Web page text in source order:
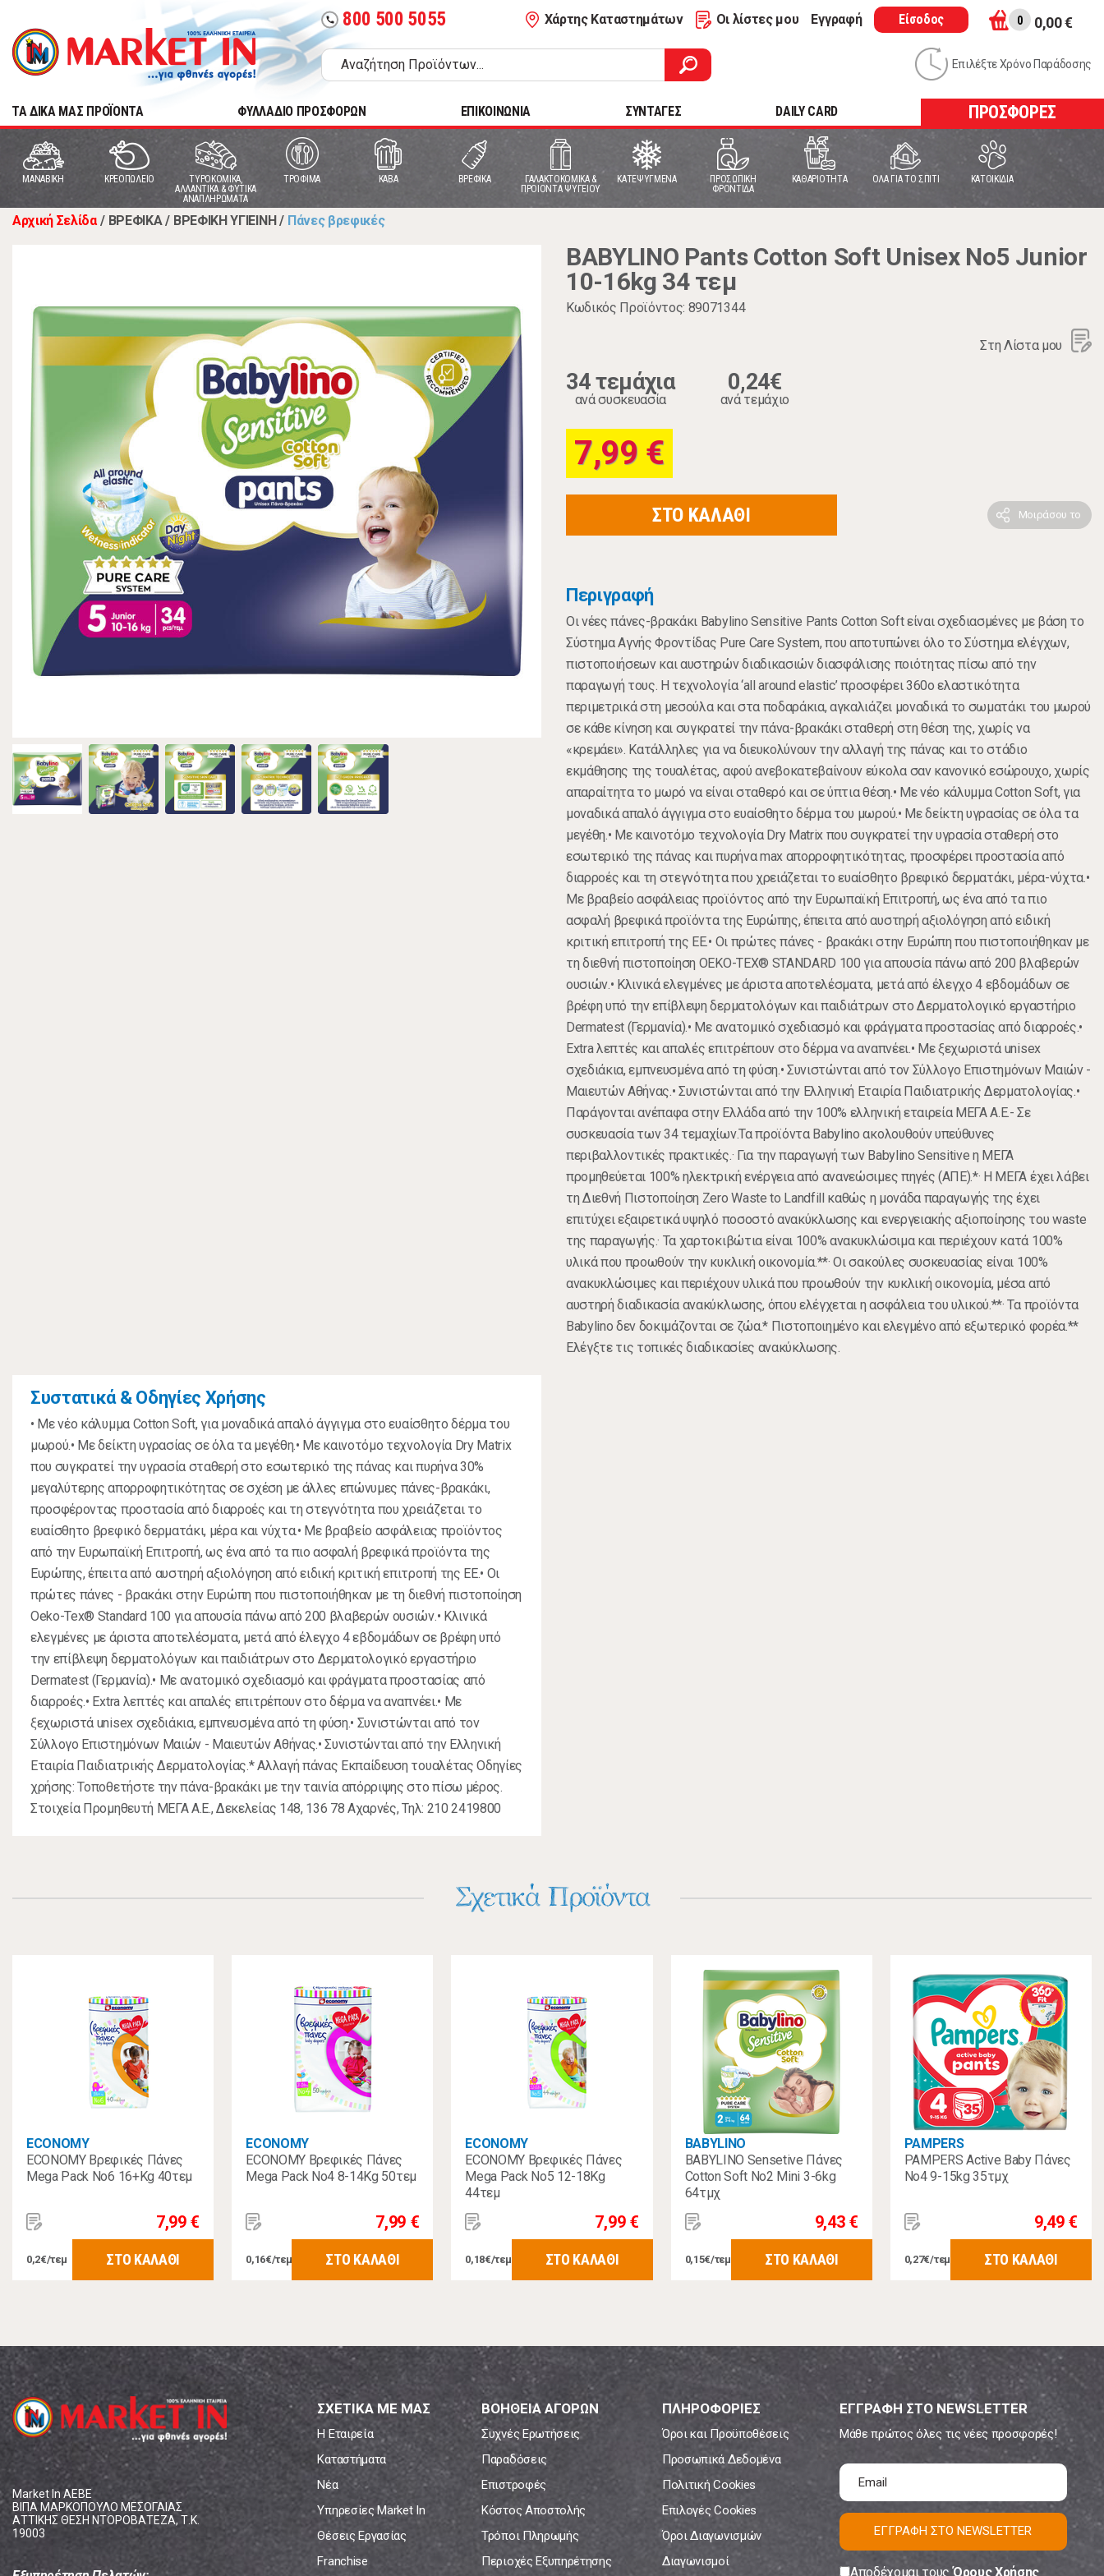
call 800 500 5055 Χάρτης Καταστημάτων Οι λίστες μου Εγγραφή Είσοδος 0 0,00 €
Επιλέξτε Χρόνο Παράδοσης
TA ΔΙΚΑ ΜΑΣ ΠΡΟΪΟΝΤΑ ΦΥΛΛΑΔΙΟ ΠΡΟΣΦΟΡΩΝ ΕΠΙΚΟΙΝΩΝΙΑ ΣΥΝΤΑΓΕΣ DAILY CARD ΠΡΟΣΦΟΡΕΣ
MANABIKH ΚΡΕΟΠΩΛΕΙΟ
ΤΥΡΟΚΟΜΙΚΑ,
ΑΛΛΑΝΤΙΚΑ & ΦΥΤΙΚΑ
ΑΝΑΠΛΗΡΩΜΑΤΑ
ΤΡΟΦΙΜΑ ΚΑΒΑ ΒΡΕΦΙΚΑ
ΓΑΛΑΚΤΟΚΟΜΙΚΑ &
ΠΡΟΙΟΝΤΑ ΨΥΓΕΙΟΥ
ΚΑΤΕΨΥΓΜΕΝΑ
ΠΡΟΣΩΠΙΚΗ
ΦΡΟΝΤΙΔΑ
ΚΑΘΑΡΙΟΤΗΤΑ ΟΛΑ ΓΙΑ ΤΟ ΣΠΙΤΙ ΚΑΤΟΙΚΙΔΙΑ
Αρχική Σελίδα / ΒΡΕΦΙΚΑ / ΒΡΕΦΙΚΗ ΥΓΙΕΙΝΗ / Πάνες βρεφικές
BABYLINO Pants Cotton Soft Unisex No5 Junior
10-16kg 34 τεμ
Κωδικός Προϊόντος: 89071344
Στη Λίστα μου
34 τεμάχια
ανά συσκευασία
0,24€
ανά τεμάχιο
7,99 €
ΣΤΟ ΚΑΛΑΘΙ Μοιράσου το
Περιγραφή
Οι νέες πάνες-βρακάκι Babylino Sensitive Pants Cotton Soft είναι σχεδιασμένες με βάση το
Σύστημα Αγνής Φροντίδας Pure Care System, που αποτυπώνει όλο το Σύστημα ελέγχων,
πιστοποιήσεων και αυστηρών διαδικασιών διασφάλισης ποιότητας πίσω από την
παραγωγή τους. Η τεχνολογία ‘all around elastic’ προσφέρει 360ο ελαστικότητα
περιμετρικά στη μεσούλα και στα ποδαράκια, αγκαλιάζει μοναδικά το σωματάκι του μωρού
σε κάθε κίνηση και συγκρατεί την πάνα-βρακάκι σταθερή στη θέση της, χωρίς να
«κρεμάει». Κατάλληλες για να διευκολύνουν την αλλαγή της πάνας και το στάδιο
εκμάθησης της τουαλέτας, αφού ανεβοκατεβαίνουν εύκολα σαν κανονικό εσώρουχο, χωρίς
απαραίτητα το μωρό να είναι σταθερό και σε ύπτια θέση.• Με νέο κάλυμμα Cotton Soft, για
μοναδικά απαλό άγγιγμα στο ευαίσθητο δέρμα του μωρού.• Με δείκτη υγρασίας σε όλα τα
μεγέθη.• Mε καινοτόμο τεχνολογία Dry Matrix που συγκρατεί την υγρασία σταθερή στο
εσωτερικό της πάνας και πυρήνα max απορροφητικότητας, προσφέρει προστασία από
διαρροές και τη στεγνότητα που χρειάζεται το ευαίσθητο βρεφικό δερματάκι, μέρα-νύχτα.•
Με βραβείο ασφάλειας προϊόντος από την Ευρωπαϊκή Επιτροπή, ως ένα από τα πιο
ασφαλή βρεφικά προϊόντα της Ευρώπης, έπειτα από αυστηρή αξιολόγηση από ειδική
κριτική επιτροπή της ΕΕ.• Οι πρώτες πάνες - βρακάκι στην Ευρώπη που πιστοποιήθηκαν με
τη διεθνή πιστοποίηση OEKO-TEX® STANDARD 100 για απουσία πάνω από 200 βλαβερών
ουσιών.• Κλινικά ελεγμένες με άριστα αποτελέσματα, μετά από έλεγχο 4 εβδομάδων σε
βρέφη υπό την επίβλεψη δερματολόγων και παιδιάτρων στο Δερματολογικό εργαστήριο
Dermatest (Γερμανία).• Με ανατομικό σχεδιασμό και φράγματα προστασίας από διαρροές.•
Extra λεπτές και απαλές επιτρέπουν στο δέρμα να αναπνέει.• Με ξεχωριστά unisex
σχεδιάκια, εμπνευσμένα από τη φύση.• Συνιστώνται από τον Σύλλογο Επιστημόνων Μαιών -
Μαιευτών Αθήνας.• Συνιστώνται από την Ελληνική Εταιρία Παιδιατρικής Δερματολογίας.•
Παράγονται ανέπαφα στην Ελλάδα από την 100% ελληνική εταιρεία ΜΕΓΑ Α.Ε.- Σε
συσκευασία των 34 τεμαχίων.Τα προϊόντα Babylino ακολουθούν υπεύθυνες
περιβαλλοντικές πρακτικές.· Για την παραγωγή των Babylino Sensitive η ΜΕΓΑ
προμηθεύεται 100% ηλεκτρική ενέργεια από ανανεώσιμες πηγές (ΑΠΕ).*· Η ΜΕΓΑ έχει λάβει
τη Διεθνή Πιστοποίηση Zero Waste to Landfill καθώς η μονάδα παραγωγής της έχει
επιτύχει εξαιρετικά υψηλό ποσοστό ανακύκλωσης και ενεργειακής αξιοποίησης του waste
της παραγωγής.· Τα χαρτοκιβώτια είναι 100% ανακυκλώσιμα και περιέχουν κατά 100%
υλικά που προωθούν την κυκλική οικονομία.**· Οι σακούλες συσκευασίας είναι 100%
ανακυκλώσιμες και περιέχουν υλικά που προωθούν την κυκλική οικονομία, μέσα από
αυστηρή διαδικασία ανακύκλωσης, όπου ελέγχεται η ασφάλεια του υλικού.**· Τα προϊόντα
Babylino δεν δοκιμάζονται σε ζώα.* Πιστοποιημένο και ελεγμένο από εξωτερικό φορέα.**
Ελέγξτε τις τοπικές διαδικασίες ανακύκλωσης.
Συστατικά & Οδηγίες Χρήσης
• Με νέο κάλυμμα Cotton Soft, για μοναδικά απαλό άγγιγμα στο ευαίσθητο δέρμα του
μωρού.• Με δείκτη υγρασίας σε όλα τα μεγέθη.• Mε καινοτόμο τεχνολογία Dry Matrix
που συγκρατεί την υγρασία σταθερή στο εσωτερικό της πάνας και πυρήνα 30%
μεγαλύτερης απορροφητικότητας σε σχέση με άλλες επώνυμες πάνες-βρακάκι,
προσφέροντας προστασία από διαρροές και τη στεγνότητα που χρειάζεται το
ευαίσθητο βρεφικό δερματάκι, μέρα και νύχτα.• Με βραβείο ασφάλειας προϊόντος
από την Ευρωπαϊκή Επιτροπή, ως ένα από τα πιο ασφαλή βρεφικά προϊόντα της
Ευρώπης, έπειτα από αυστηρή αξιολόγηση από ειδική κριτική επιτροπή της ΕΕ.• Οι
πρώτες πάνες - βρακάκι στην Ευρώπη που πιστοποιήθηκαν με τη διεθνή πιστοποίηση
Oeko-Tex® Standard 100 για απουσία πάνω από 200 βλαβερών ουσιών.• Κλινικά
ελεγμένες με άριστα αποτελέσματα, μετά από έλεγχο 4 εβδομάδων σε βρέφη υπό
την επίβλεψη δερματολόγων και παιδιάτρων στο Δερματολογικό εργαστήριο
Dermatest (Γερμανία).• Με ανατομικό σχεδιασμό και φράγματα προστασίας από
διαρροές.• Extra λεπτές και απαλές επιτρέπουν στο δέρμα να αναπνέει.• Με
ξεχωριστά unisex σχεδιάκια, εμπνευσμένα από τη φύση.• Συνιστώνται από τον
Σύλλογο Επιστημόνων Μαιών - Μαιευτών Αθήνας.• Συνιστώνται από την Ελληνική
Εταιρία Παιδιατρικής Δερματολογίας.* Αλλαγή πάνας Εκπαίδευση τουαλέτας Οδηγίες
χρήσης: Τοποθετήστε την πάνα-βρακάκι με την ταινία απόρριψης στο πίσω μέρος.
Στοιχεία Προμηθευτή ΜΕΓΑ Α.Ε., Δεκελείας 148, 136 78 Αχαρνές, Τηλ: 210 2419800
Σχετικά Προϊόντα
ECONOMY
ECONOMY Βρεφικές Πάνες
Mega Pack No6 16+Kg 40τεμ
7,99 €
0,2€/τεμ ΣΤΟ ΚΑΛΑΘΙ
ECONOMY
ECONOMY Βρεφικές Πάνες
Mega Pack No4 8-14Kg 50τεμ
7,99 €
0,16€/τεμ ΣΤΟ ΚΑΛΑΘΙ
ECONOMY
ECONOMY Βρεφικές Πάνες
Mega Pack No5 12-18Kg
44τεμ
7,99 €
0,18€/τεμ ΣΤΟ ΚΑΛΑΘΙ
BABYLINO
BABYLINO Sensetive Πάνες
Cotton Soft Νο2 Mini 3-6kg
64τμχ
9,43 €
0,15€/τεμ ΣΤΟ ΚΑΛΑΘΙ
PAMPERS
PAMPERS Active Baby Πάνες
No4 9-15kg 35τμχ
9,49 €
0,27€/τεμ ΣΤΟ ΚΑΛΑΘΙ
Market In ΑΕΒΕ
ΒΙΠΑ ΜΑΡΚΟΠΟΥΛΟ ΜΕΣΟΓΑΙΑΣ
ΑΤΤΙΚΗΣ ΘΕΣΗ ΝΤΟΡΟΒΑΤΕΖΑ, Τ.Κ.
19003
ΣΧΕΤΙΚΑ ΜΕ ΜΑΣ
Η Εταιρεία
Καταστήματα
Νέα
Υπηρεσίες Market In
Θέσεις Εργασίας
Franchise
ΒΟΗΘΕΙΑ ΑΓΟΡΩΝ
Συχνές Ερωτήσεις
Παραδόσεις
Επιστροφές
Κόστος Αποστολής
Τρόποι Πληρωμής
Περιοχές Εξυπηρέτησης
ΠΛΗΡΟΦΟΡΙΕΣ
Όροι και Προϋποθέσεις
Προσωπικά Δεδομένα
Πολιτική Cookies
Επιλογές Cookies
Όροι Διαγωνισμών
Διαγωνισμοί
ΕΓΓΡΑΦΗ ΣΤΟ NEWSLETTER
Μάθε πρώτος όλες τις νέες προσφορές!
ΕΓΓΡΑΦΗ ΣΤΟ NEWSLETTER
Αποδέχομαι τουςΌρους Χρήσης